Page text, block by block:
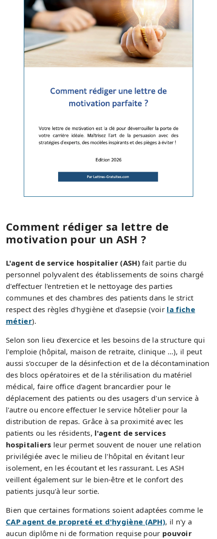
Comment rédiger sa lettre de
motivation pour un ASH ?
L'agent de service hospitalier (ASH)fait partie du
personnel polyvalent des établissements de soins chargé
d'effectuer l'entretien et le nettoyage des parties
communes et des chambres des patients dans le strict
respect des règles d'hygiène et d'asepsie (voir la fiche
métier).
Selon son lieu d'exercice et les besoins de la structure qui
l'emploie (hôpital, maison de retraite, clinique …), il peut
aussi s'occuper de la désinfection et de la décontamination
des blocs opératoires et de la stérilisation du matériel
médical, faire office d'agent brancardier pour le
déplacement des patients ou des usagers d'un service à
l'autre ou encore effectuer le service hôtelier pour la
distribution de repas. Grâce à sa proximité avec les
patients ou les résidents, l'agent de services
hospitaliers leur permet souvent de nouer une relation
privilégiée avec le milieu de l'hôpital en évitant leur
isolement, en les écoutant et les rassurant. Les ASH
veillent également sur le bien-être et le confort des
patients jusqu'à leur sortie.
Bien que certaines formations soient adaptées comme le
CAP agent de propreté et d'hygiène (APH), il n'y a
aucun diplôme ni de formation requise pour pouvoir